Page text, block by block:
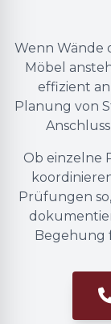
Wenn Wände
Möbel
effizient
Planung von
Ob einzelne
Prüfungen
Begehung